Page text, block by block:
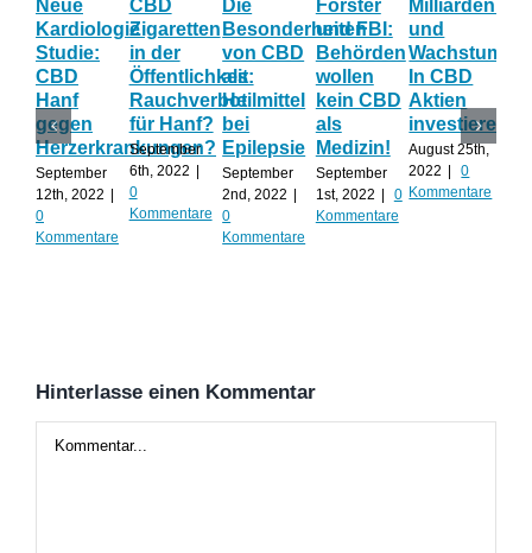
Neue
Kardiologie
Studie:
CBD
Hanf
gegen
Herzerkrankungen?
September
12th, 2022
0
Kommentare
CBD
Zigaretten
in der
Öffentlichkeit:
Rauchverbot
für Hanf?
September
6th, 2022
0
Kommentare
Die
Besonderheiten
von CBD
als
Heilmittel
bei
Epilepsie
September
2nd, 2022
0
Kommentare
Förster
und FBI:
Behörden
wollen
kein CBD
als
Medizin!
September
1st, 2022
0
Kommentare
und
Wachstum:
In CBD
Aktien
investieren?
August 25th,
2022
0
Kommentare
Hinterlasse einen Kommentar